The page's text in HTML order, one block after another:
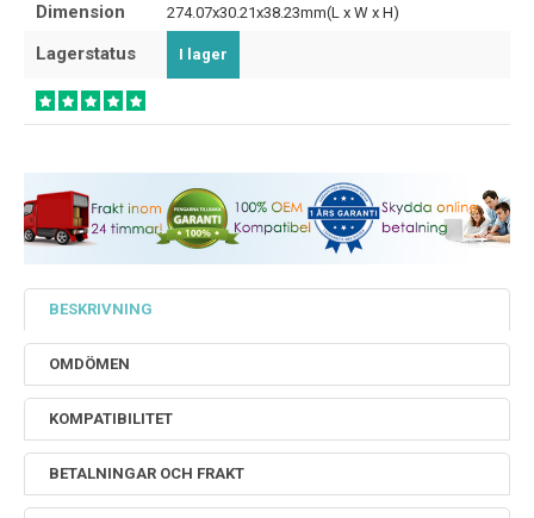
Dimension 274.07x30.21x38.23mm(L x W x H)
Lagerstatus I lager
BESKRIVNING
OMDÖMEN
KOMPATIBILITET
BETALNINGAR OCH FRAKT